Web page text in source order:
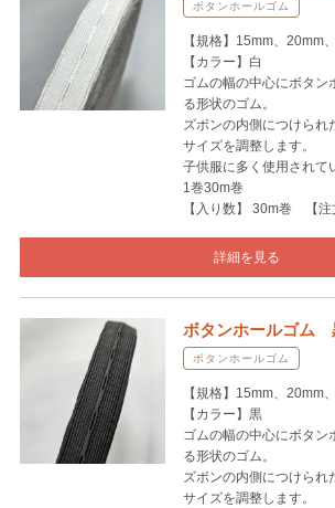
ボタンホールゴム
【規格】15mm、20mm
【カラー】白
ゴムの幅の中心にボタン
る形状のゴム。
ズボンの内側につけられ
サイズを調整します。
子供服に多く使用されて
1巻30m巻
【入り数】 30m巻 【注
詳細を見る
ボタンホールゴム
ボタンホールゴム
【規格】15mm、20mm
【カラー】黒
ゴムの幅の中心にボタン
る形状のゴム。
ズボンの内側につけられ
サイズを調整します。